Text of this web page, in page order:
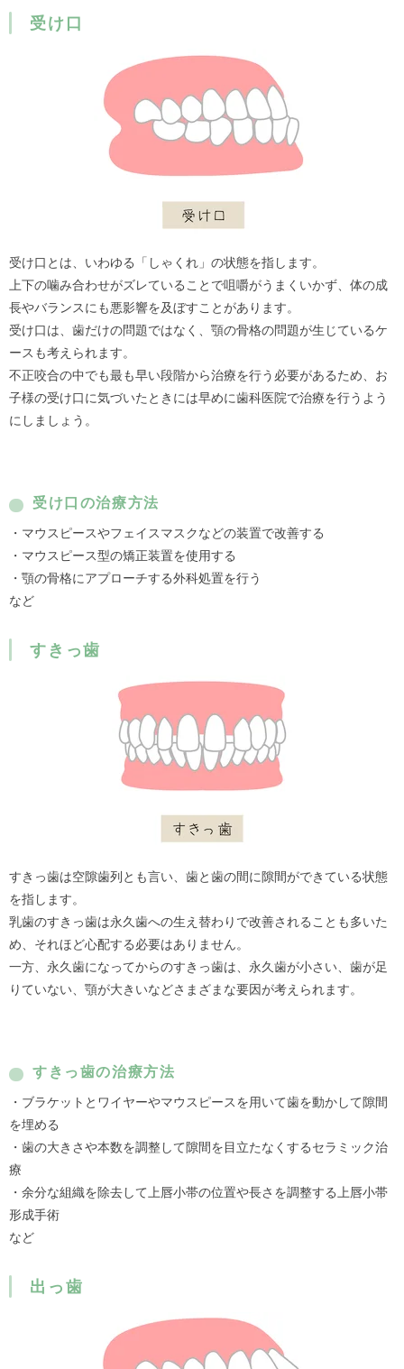
受け口
受け口とは、いわゆる「しゃくれ」の状態を指します。
上下の噛み合わせがズレていることで咀嚼がうまくいかず、体の成
長やバランスにも悪影響を及ぼすことがあります。
受け口は、歯だけの問題ではなく、顎の骨格の問題が生じているケ
ースも考えられます。
不正咬合の中でも最も早い段階から治療を行う必要があるため、お
子様の受け口に気づいたときには早めに歯科医院で治療を行うよう
にしましょう。
受け口の治療方法
・マウスピースやフェイスマスクなどの装置で改善する
・マウスピース型の矯正装置を使用する
・顎の骨格にアプローチする外科処置を行う
など
すきっ歯
すきっ歯は空隙歯列とも言い、歯と歯の間に隙間ができている状態
を指します。
乳歯のすきっ歯は永久歯への生え替わりで改善されることも多いた
め、それほど心配する必要はありません。
一方、永久歯になってからのすきっ歯は、永久歯が小さい、歯が足
りていない、顎が大きいなどさまざまな要因が考えられます。
すきっ歯の治療方法
・ブラケットとワイヤーやマウスピースを用いて歯を動かして隙間
を埋める
・歯の大きさや本数を調整して隙間を目立たなくするセラミック治
療
・余分な組織を除去して上唇小帯の位置や長さを調整する上唇小帯
形成手術
など
出っ歯